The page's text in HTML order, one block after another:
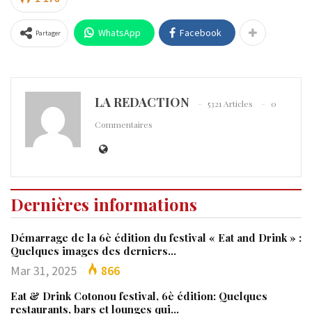
Partager WhatsApp Facebook
LA REDACTION 5321 Articles
0
Commentaires
Dernières informations
Démarrage de la 6è édition du festival « Eat and Drink » :
Quelques images des derniers…
Mar 31, 2025 866
Eat & Drink Cotonou festival, 6è édition: Quelques
restaurants, bars et lounges qui…